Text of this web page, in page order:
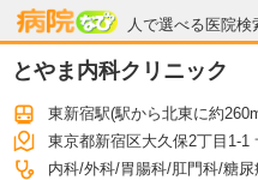
人で選べる医院検
病院なび
とやま内科クリニック
東新宿駅(駅から北東に約
東京都新宿区大久保2丁目1-1
内科 外科 胃腸科 肛門科 糖尿